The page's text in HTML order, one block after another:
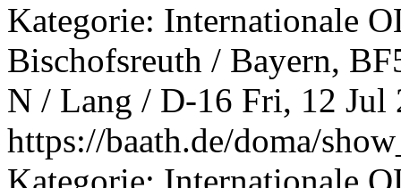
Kategorie: Internationale
Bischofsreuth / Bayern,
N / Lang / D-16 Fri, 12 Jul
https://baath.de/doma/